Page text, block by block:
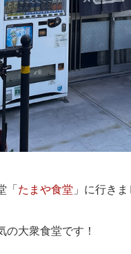
「 たまや食堂 」に行きま
の大衆食堂です！